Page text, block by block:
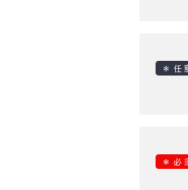
＊任
＊必